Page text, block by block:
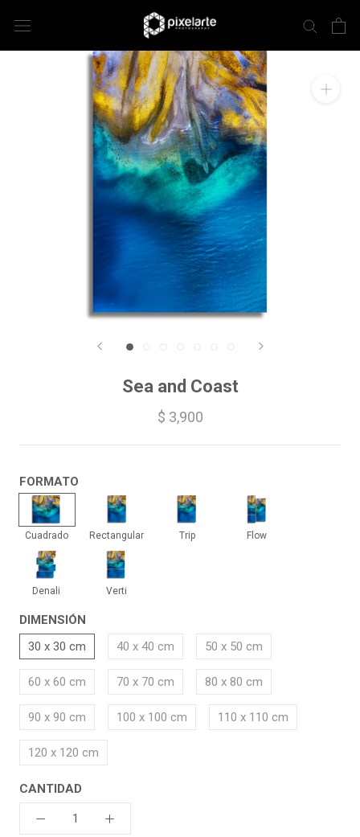
Sea and Coast
$ 3,900
FORMATO
Cuadrado
Cuadrado
Rectangular
Rectangular
Trip
Trip
Flow
Flow
Denali
Denali
Verti
Verti
DIMENSIÓN
30 x 30 cm
40 x 40 cm 50 x 50 cm
60 x 60 cm 70 x 70 cm 80 x 80 cm
90 x 90 cm 100 x 100 cm 110 x 110 cm
120 x 120 cm
CANTIDAD